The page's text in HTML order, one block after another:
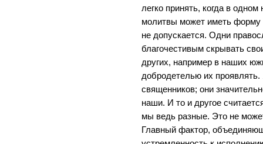
легко принять, когда в
молитвы может иметь форму
не допускается. Одни
благочестивым скрывать
других, например в наших
добродетелью их
священников; они
наши. И то и другое
мы ведь разные. Это не
Главный фактор,